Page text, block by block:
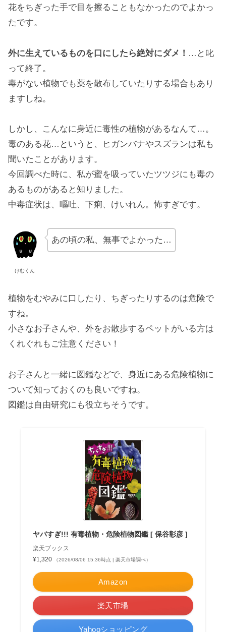
花をちぎった手で目を擦ることもなかったのでよかっ
たです。
外に生えているものを口にしたら絶対にダメ！ …と叱
って終了。
毒がない植物でも薬を散布していたりする場合もあり
ますしね。
しかし、こんなに身近に毒性の植物があるなんて…。
毒のある花…というと、ヒガンバナやスズランは私も
聞いたことがあります。
今回調べた時に、私が蜜を吸っていたツツジにも毒の
あるものがあると知りました。
中毒症状は、嘔吐、下痢、けいれん。怖すぎです。
けむくん
あの頃の私、無事でよかった…
植物をむやみに口したり、ちぎったりするのは危険で
すね。
小さなお子さんや、外をお散歩するペットがいる方は
くれぐれもご注意ください！
お子さんと一緒に図鑑などで、身近にある危険植物に
ついて知っておくのも良いですね。
図鑑は自由研究にも役立ちそうです。
ヤバすぎ!!! 有毒植物・危険植物図鑑 [ 保谷彰彦 ]
楽天ブックス
¥1,320
（2026/08/06 15:36時点 | 楽天市場調べ）
Amazon
楽天市場
Yahooショッピング